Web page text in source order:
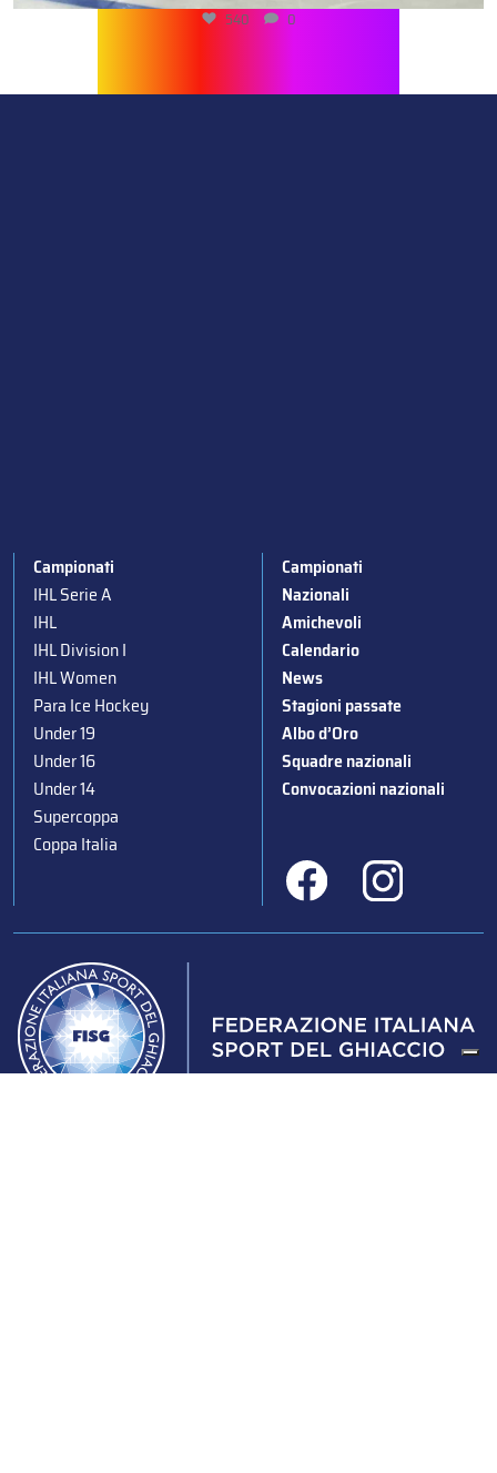
540 0
Campionati
IHL Serie A
IHL
IHL Division I
IHL Women
Para Ice Hockey
Under 19
Under 16
Under 14
Supercoppa
Coppa Italia
Campionati
Nazionali
Amichevoli
Calendario
News
Stagioni passate
Albo d’Oro
Squadre nazionali
Convocazioni nazionali